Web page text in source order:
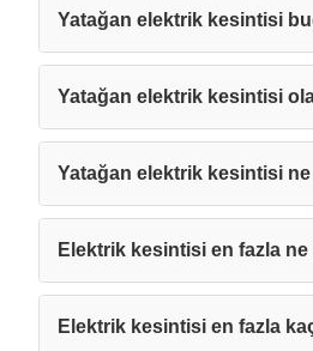
Yatağan elektrik kesintisi
Yatağan elektrik kesintisi
Yatağan elektrik kesintisi
Elektrik kesintisi en fazla
Elektrik kesintisi en fazla